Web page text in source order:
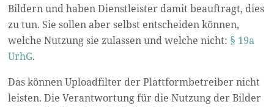
Bildern und haben Dienstleister damit beauftragt, dies
zu tun. Sie sollen aber selbst entscheiden können,
welche Nutzung sie zulassen und welche nicht: § 19a
UrhG.
Das können Uploadfilter der Plattformbetreiber nicht
leisten. Die Verantwortung für die Nutzung der Bilder